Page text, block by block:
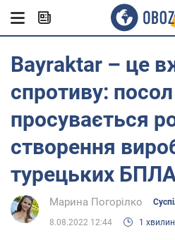
Bayraktar – це
спротиву:
просувається
створення
турецьких БПЛА
Марина Погорілко
8.08.2022 12:44 1